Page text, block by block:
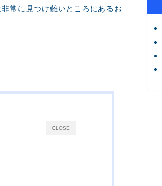
常に見つけ難いところにあるお
CLOSE